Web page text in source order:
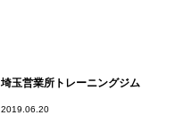
埼玉営業所トレーニングジム
2019.06.20